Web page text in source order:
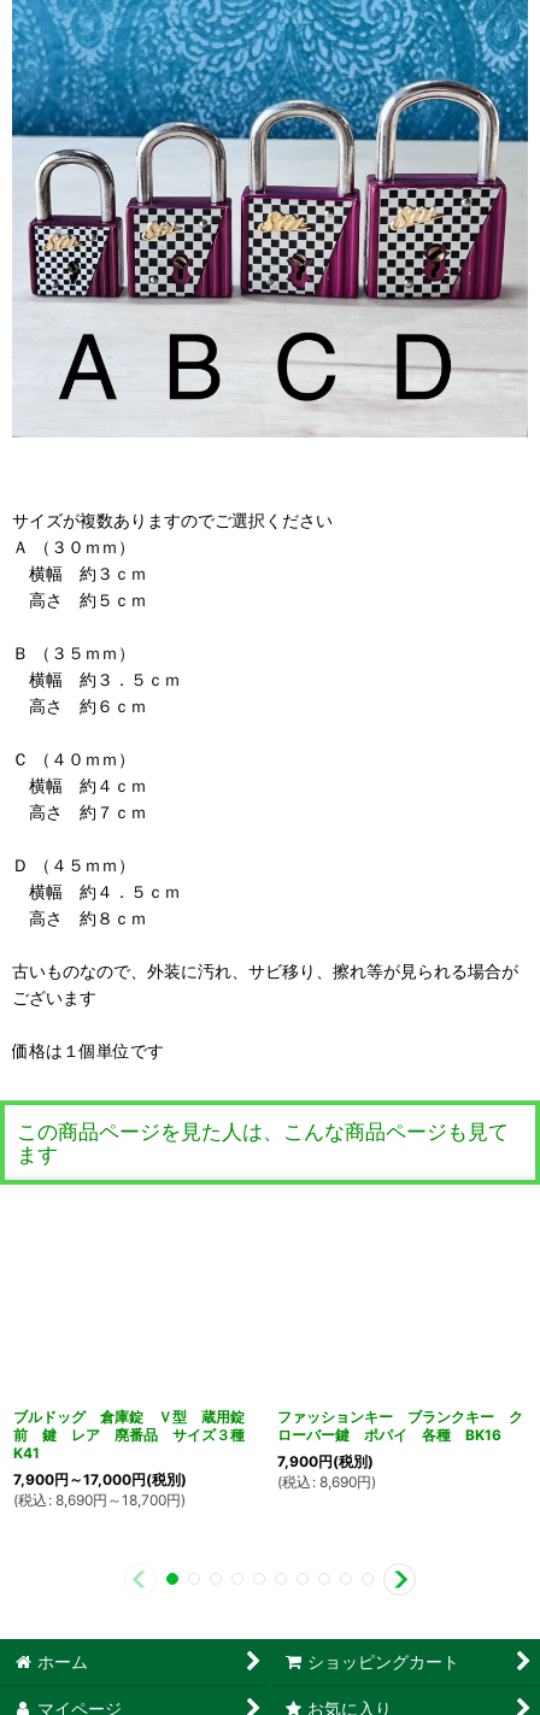
サイズが複数ありますのでご選択ください
Ａ （３０ｍｍ）
横幅 約３ｃｍ
高さ 約５ｃｍ
Ｂ （３５ｍｍ）
横幅 約３．５ｃｍ
高さ 約６ｃｍ
Ｃ （４０ｍｍ）
横幅 約４ｃｍ
高さ 約７ｃｍ
Ｄ （４５ｍｍ）
横幅 約４．５ｃｍ
高さ 約８ｃｍ
古いものなので、外装に汚れ、サビ移り、擦れ等が見られる場合が
ございます
価格は１個単位です
この商品ページを見た人は、こんな商品ページも見て
ます
ブルドッグ 倉庫錠 Ｖ型 蔵用錠
前 鍵 レア 廃番品 サイズ３種
K41
7,900円 ～17,000円(税別)
(税込 : 8,690円 ～18,700円)
ファッションキー ブランクキー ク
ローバー鍵 ポパイ 各種 BK16
7,900円(税別)
(税込 : 8,690円)
ホーム ショッピングカート
マイページ お気に入り